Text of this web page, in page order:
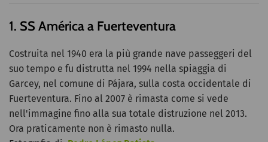
1. SS América a Fuerteventura
Costruita nel 1940 era la più grande nave passeggeri del
suo tempo e fu distrutta nel 1994 nella spiaggia di
Garcey, nel comune di Pájara, sulla costa occidentale di
Fuerteventura. Fino al 2007 è rimasta come si vede
nell'immagine fino alla sua totale distruzione nel 2013.
Ora praticamente non è rimasto nulla.